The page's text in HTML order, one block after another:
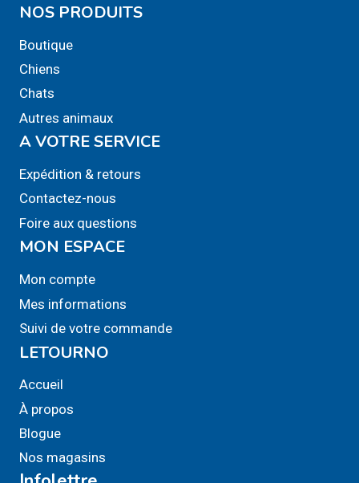
NOS PRODUITS
Boutique
Chiens
Chats
Autres animaux
A VOTRE SERVICE
Expédition & retours
Contactez-nous
Foire aux questions
MON ESPACE
Mon compte
Mes informations
Suivi de votre commande
LETOURNO
Accueil
À propos
Blogue
Nos magasins